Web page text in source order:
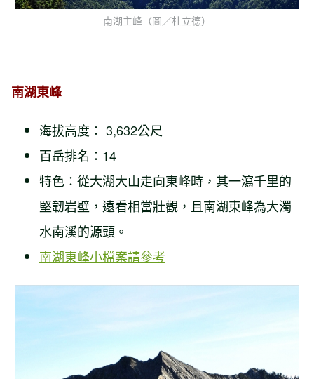
南湖主峰（圖／杜立德）
南湖東峰
海拔高度： 3,632公尺
百岳排名：14
特色：從大湖大山走向東峰時，其一瀉千里的
堅韌岩壁，遠看相當壯觀，且南湖東峰為大濁
水南溪的源頭。
南湖東峰小檔案請參考